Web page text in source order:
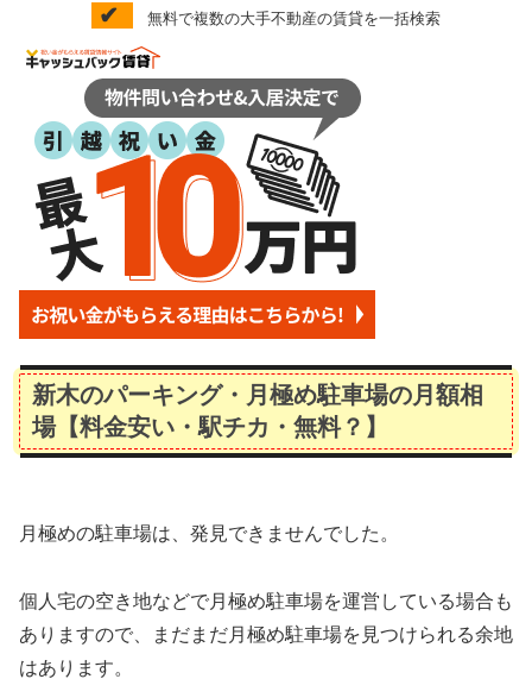
✔ 無料で複数の大手不動産の賃貸を一括検索
新木のパーキング・月極め駐車場の月額相
場【料金安い・駅チカ・無料？】
月極めの駐車場は、発見できませんでした。
個人宅の空き地などで月極め駐車場を運営している場合も
ありますので、まだまだ月極め駐車場を見つけられる余地
はあります。